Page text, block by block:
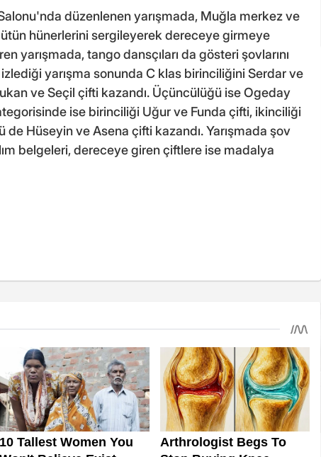
düzenlenen yarışmada, Muğla merkez ve
hünerlerini sergileyerek dereceye girmeye
yarışmada, tango dansçıları da gösteri şovlarını
yarışma sonunda C klas birinciliğini Serdar ve
ve Seçil çifti kazandı. Üçüncülüğü ise Ogeday
ise birinciliği Uğur ve Funda çifti, ikinciliği
Hüseyin ve Asena çifti kazandı. Yarışmada şov
belgeleri, dereceye giren çiftlere ise madalya